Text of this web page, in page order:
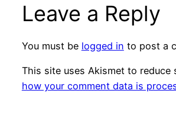
Leave a Reply
You must be logged in to post a
This site uses Akismet to reduce
how your comment data is